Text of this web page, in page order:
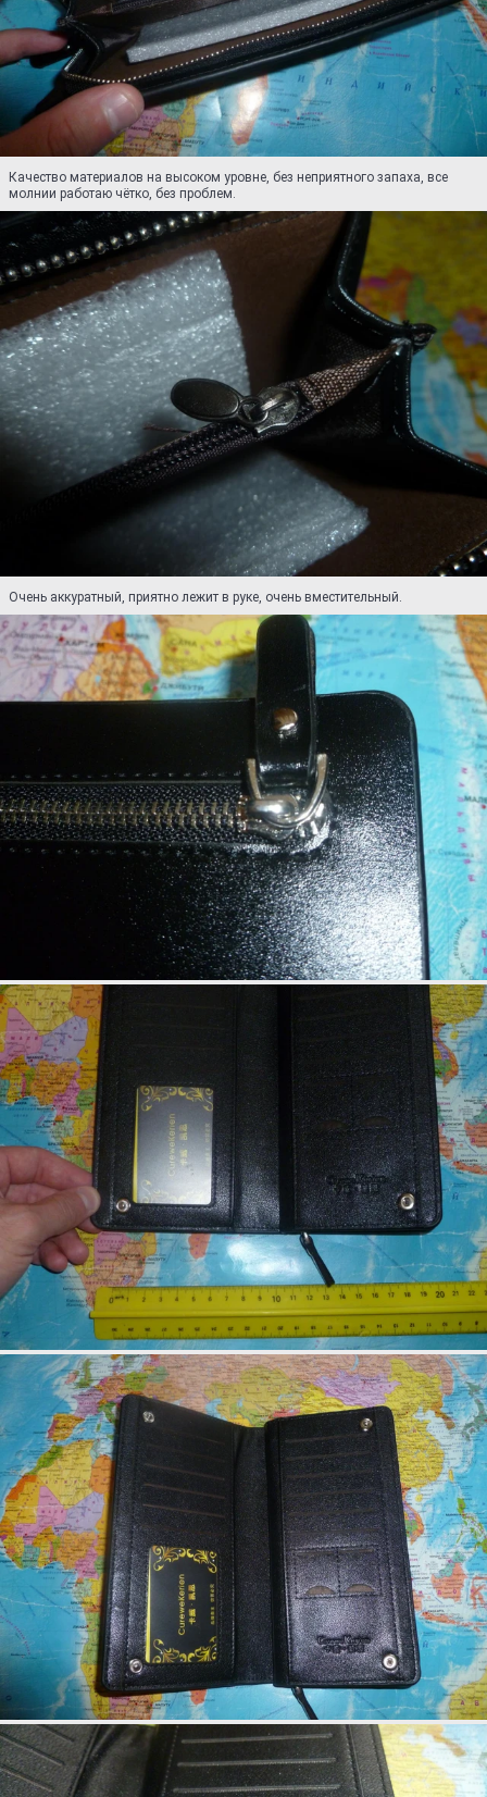
Качество материалов на высоком уровне, без неприятного запаха, все
молнии работаю чётко, без проблем.
Очень аккуратный, приятно лежит в руке, очень вместительный.